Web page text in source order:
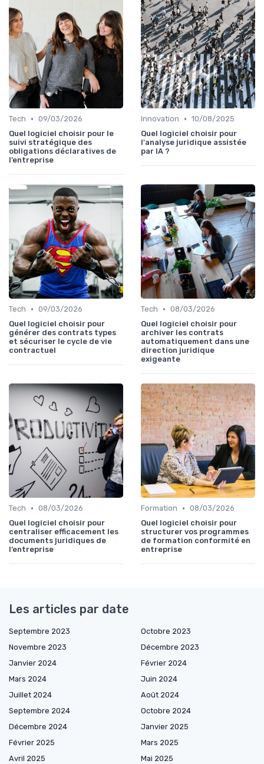
Tech • 09/03/2026
Quel logiciel choisir pour le
suivi stratégique des
obligations déclaratives de
l’entreprise
Innovation • 10/08/2025
Quel logiciel choisir pour
l'analyse juridique assistée
par IA ?
Tech • 09/03/2026
Quel logiciel choisir pour
générer des contrats types
et sécuriser le cycle de vie
contractuel
Tech • 08/03/2026
Quel logiciel choisir pour
archiver les contrats
automatiquement dans une
direction juridique
exigeante
Tech • 08/03/2026
Quel logiciel choisir pour
centraliser efficacement les
documents juridiques de
l’entreprise
Formation • 08/03/2026
Quel logiciel choisir pour
structurer vos programmes
de formation conformité en
entreprise
Les articles par date
Septembre 2023
Octobre 2023
Novembre 2023
Décembre 2023
Janvier 2024
Février 2024
Mars 2024
Juin 2024
Juillet 2024
Août 2024
Septembre 2024
Octobre 2024
Décembre 2024
Janvier 2025
Février 2025
Mars 2025
Avril 2025
Mai 2025